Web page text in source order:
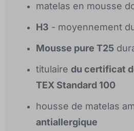
matelas en mousse
H3 - moyennement
Mousse pure T25
titulaire du certificat
TEX Standard 100
housse de matelas
antiallergique